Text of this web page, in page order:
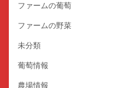
ファームの葡萄
ファームの野菜
未分類
葡萄情報
農場情報